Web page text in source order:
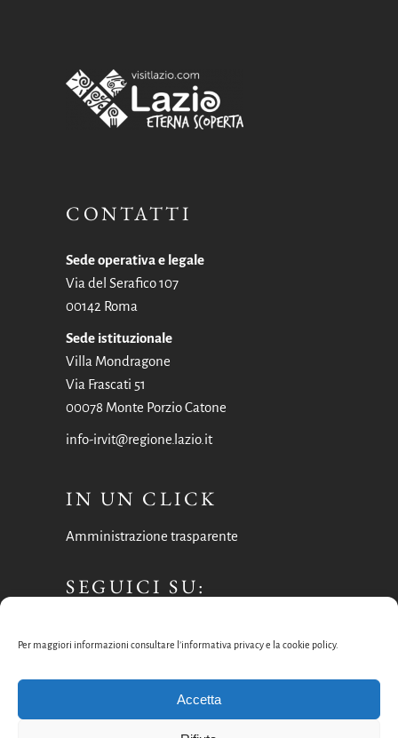
Per maggiori informazioni consultare l’informativa privacy e la cookie policy.
Accetta
CONTATTI
Sede operativa e legale
Via del Serafico 107
00142 Roma
Sede istituzionale
Villa Mondragone
Via Frascati 51
00078 Monte Porzio Catone
info-irvit@regione.lazio.it
IN UN CLICK
Amministrazione trasparente
SEGUICI SU: